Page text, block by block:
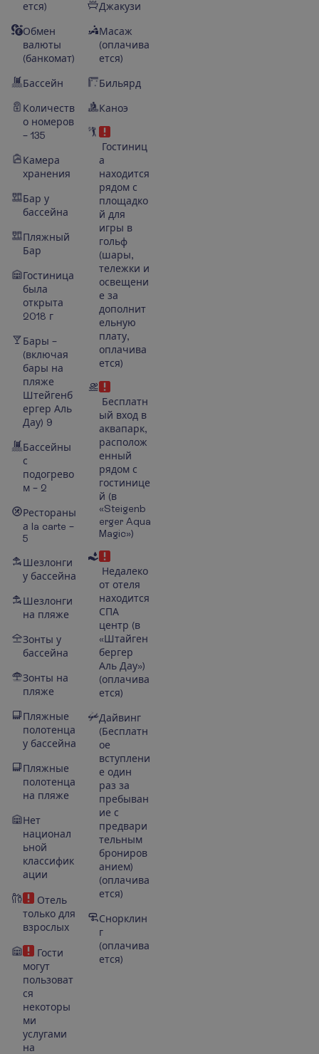
ется)
Обмен
валюты
(банкомат)
Бассейн
Количеств
о номеров
– 135
Камера
хранения
Бар у
бассейна
Пляжный
Бар
Гостиница
была
открыта
2018 г
Бары –
(включая
бары на
пляже
Штейгенб
ергер Аль
Дау) 9
Бассейны
с
подогрево
м – 2
Рестораны
а la carte –
5
Шезлонги
у бассейна
Шезлонги
на пляже
Зонты у
бассейна
Зонты на
пляже
Пляжные
полотенца
у бассейна
Пляжные
полотенца
на пляже
Нет
национал
ьной
классифик
ации
Отель
только для
взрослых
Гости
могут
пользоват
ся
некоторы
ми
услугами
на
Джакузи
Масаж
(оплачива
ется)
Бильярд
Каноэ
Гостиниц
а
находится
рядом с
площадко
й для
игры в
гольф
(шары,
тележки и
освещени
е за
дополнит
ельную
плату,
оплачива
ется)
Бесплатн
ый вход в
аквапарк,
располож
енный
рядом с
гостинице
й (в
«Steigenb
erger Aqua
Magic»)
Недалеко
от отеля
находится
СПА
центр (в
«Штайген
бергер
Аль Дау»)
(оплачива
ется)
Дайвинг
(Бесплатн
ое
вступлени
е один
раз за
пребыван
ие с
предвари
тельным
брониров
анием)
(оплачива
ется)
Снорклин
г
(оплачива
ется)